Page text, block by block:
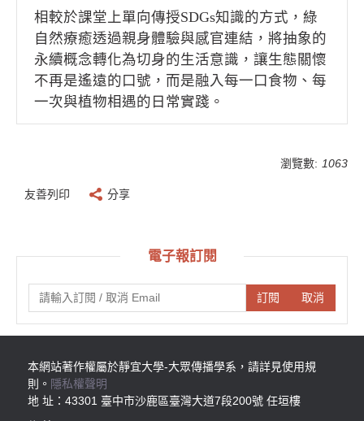
相較於課堂上單向傳授SDGs知識的方式，綠
自然療癒透過親身體驗與感官連結，將抽象的
永續概念轉化為切身的生活意識，讓生態關懷
不再是遙遠的口號，而是融入每一口食物、每
一次與植物相遇的日常實踐。
瀏覽數: 1063
友善列印 分享
電子報訂閱
訂閱 取消
本網站著作權屬於靜宜大學-大眾傳播學系，請詳見使用規
則。 隱私權聲明
地 址：43301 臺中市沙鹿區臺灣大道7段200號 任垣樓